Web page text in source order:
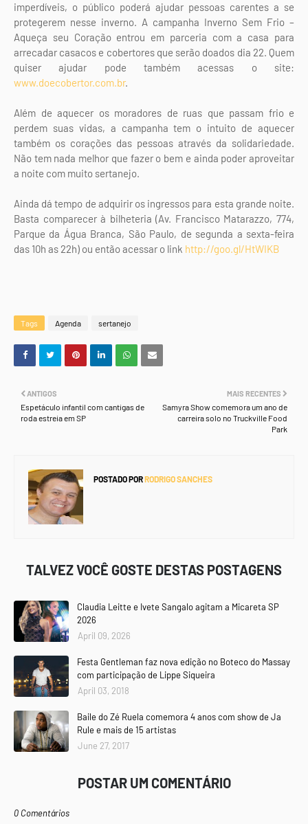
imperdíveis, o público poderá ajudar pessoas carentes a se
protegerem nesse inverno. A campanha Inverno Sem Frio –
Aqueça seu Coração entrou em parceria com a casa para
arrecadar casacos e cobertores que serão doados dia 22. Quem
quiser ajudar pode também acessas o site:
www.doecobertor.com.br.
Além de aquecer os moradores de ruas que passam frio e
perdem suas vidas, a campanha tem o intuito de aquecer
também os corações das pessoas através da solidariedade.
Não tem nada melhor que fazer o bem e ainda poder aproveitar
a noite com muito sertanejo.
Ainda dá tempo de adquirir os ingressos para esta grande noite.
Basta comparecer à bilheteria (Av. Francisco Matarazzo, 774,
Parque da Água Branca, São Paulo, de segunda a sexta-feira
das 10h as 22h) ou então acessar o link http://goo.gl/HtWIKB
Tags Agenda sertanejo
MAIS RECENTES
Samyra Show comemora um ano de
carreira solo no Truckville Food
Park
ANTIGOS
Espetáculo infantil com cantigas de
roda estreia em SP
POSTADO PORRODRIGO SANCHES
TALVEZ VOCÊ GOSTE DESTAS POSTAGENS
Claudia Leitte e Ivete Sangalo agitam a Micareta SP
2026
April 09, 2026
Festa Gentleman faz nova edição no Boteco do Massay
com participação de Lippe Siqueira
April 03, 2018
Baile do Zé Ruela comemora 4 anos com show de Ja
Rule e mais de 15 artistas
June 27, 2017
POSTAR UM COMENTÁRIO
0 Comentários